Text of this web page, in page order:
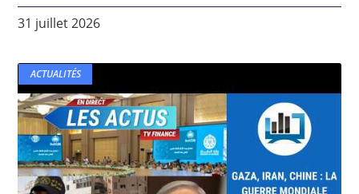
31 juillet 2026
ACTUALITÉS